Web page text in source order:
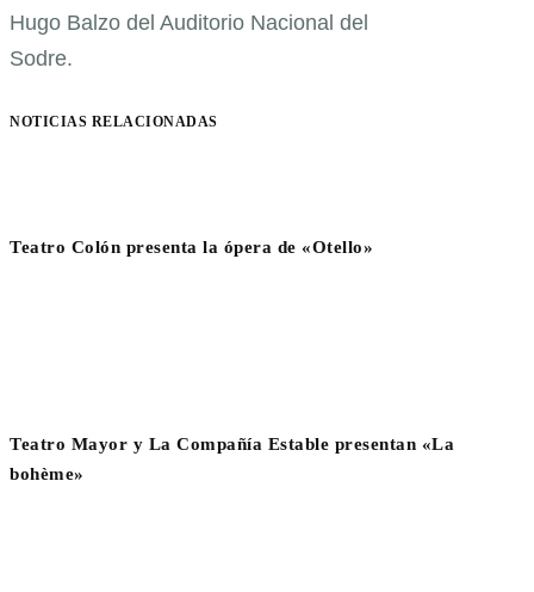
Hugo Balzo del Auditorio Nacional del
Sodre.
NOTICIAS RELACIONADAS
Teatro Colón presenta la ópera de «Otello»
Teatro Mayor y La Compañía Estable presentan «La
bohème»